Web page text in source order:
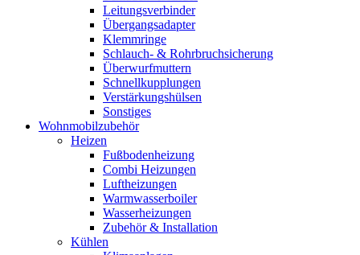
Leitungsverbinder
Übergangsadapter
Klemmringe
Schlauch- & Rohrbruchsicherung
Überwurfmuttern
Schnellkupplungen
Verstärkungshülsen
Sonstiges
Wohnmobilzubehör
Heizen
Fußbodenheizung
Combi Heizungen
Luftheizungen
Warmwasserboiler
Wasserheizungen
Zubehör & Installation
Kühlen